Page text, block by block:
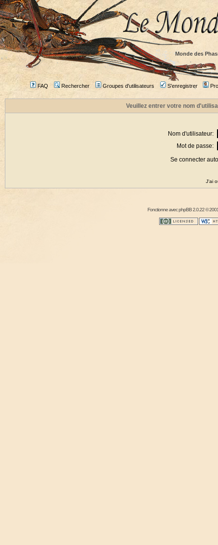
Monde des
FAQ Rechercher Groupes d'utilisateurs S'enregistrer
Veuillez entrer votre nom
Nom d'utilisateur:
Mot de passe:
Se connecter
J'ai
Fonctionne avecphpBB2.0.22 ©